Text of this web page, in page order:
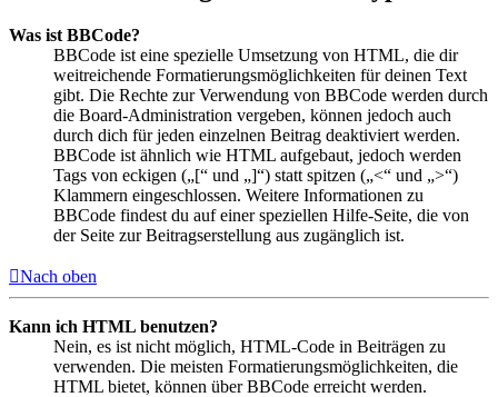
Was ist BBCode?
BBCode ist eine spezielle Umsetzung von HTML, die dir
weitreichende Formatierungsmöglichkeiten für deinen Text
gibt. Die Rechte zur Verwendung von BBCode werden durch
die Board-Administration vergeben, können jedoch auch
durch dich für jeden einzelnen Beitrag deaktiviert werden.
BBCode ist ähnlich wie HTML aufgebaut, jedoch werden
Tags von eckigen („[“ und „]“) statt spitzen („<“ und „>“)
Klammern eingeschlossen. Weitere Informationen zu
BBCode findest du auf einer speziellen Hilfe-Seite, die von
der Seite zur Beitragserstellung aus zugänglich ist.
Nach oben
Kann ich HTML benutzen?
Nein, es ist nicht möglich, HTML-Code in Beiträgen zu
verwenden. Die meisten Formatierungsmöglichkeiten, die
HTML bietet, können über BBCode erreicht werden.